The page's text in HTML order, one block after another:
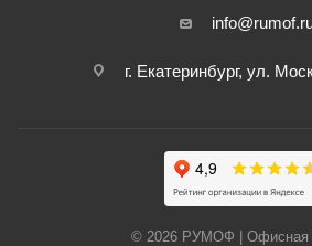
г. Екатеринбург, ул.
© 2026 РУМОФ | Офисная